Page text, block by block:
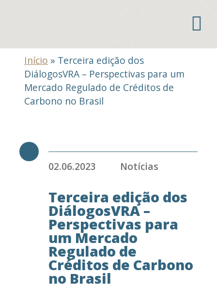
Início » Terceira edição dos
DiálogosVRA – Perspectivas para um
Mercado Regulado de Créditos de
Carbono no Brasil
02.06.2023 Notícias
Terceira edição dos
DiálogosVRA –
Perspectivas para
um Mercado
Regulado de
Créditos de Carbono
no Brasil